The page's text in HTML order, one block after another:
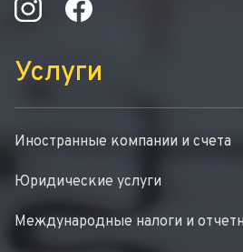
Услуги
Иностранные компании и счета
Юридические услуги
Международные налоги и